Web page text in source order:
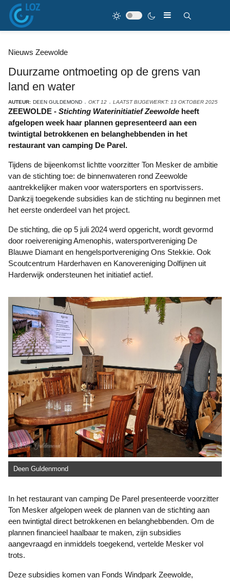
Nieuws Zeewolde
Duurzame ontmoeting op de grens van
land en water
AUTEUR: DEEN GULDEMOND OKT 12 LAATST BIJGEWERKT: 13 OKTOBER 2025
ZEEWOLDE - Stichting Waterinitiatief Zeewolde heeft
afgelopen week haar plannen gepresenteerd aan een
twintigtal betrokkenen en belanghebbenden in het
restaurant van camping De Parel.
Tijdens de bijeenkomst lichtte voorzitter Ton Mesker de ambitie
van de stichting toe: de binnenwateren rond Zeewolde
aantrekkelijker maken voor watersporters en sportvissers.
Dankzij toegekende subsidies kan de stichting nu beginnen met
het eerste onderdeel van het project.
De stichting, die op 5 juli 2024 werd opgericht, wordt gevormd
door roeivereniging Amenophis, watersportvereniging De
Blauwe Diamant en hengelsportvereniging Ons Stekkie. Ook
Scoutcentrum Harderhaven en Kanovereniging Dolfijnen uit
Harderwijk ondersteunen het initiatief actief.
Deen Guldenmond
In het restaurant van camping De Parel presenteerde voorzitter
Ton Mesker afgelopen week de plannen van de stichting aan
een twintigtal direct betrokkenen en belanghebbenden. Om de
plannen financieel haalbaar te maken, zijn subsidies
aangevraagd en inmiddels toegekend, vertelde Mesker vol
trots.
Deze subsidies komen van Fonds Windpark Zeewolde,